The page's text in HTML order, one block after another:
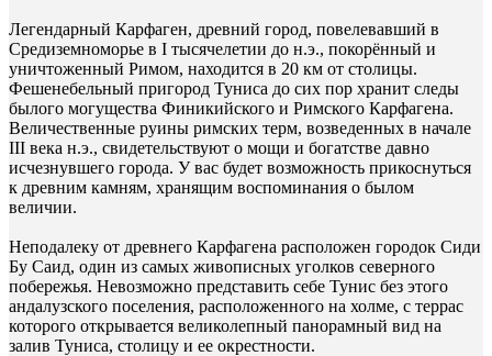
Легендарный Карфаген, древний город, повелевавший в
Средиземноморье в I тысячелетии до н.э., покорённый и
уничтоженный Римом, находится в 20 км от столицы.
Фешенебельный пригород Туниса до сих пор хранит следы
былого могущества Финикийского и Римского Карфагена.
Величественные руины римских терм, возведенных в начале
III века н.э., свидетельствуют о мощи и богатстве давно
исчезнувшего города. У вас будет возможность прикоснуться
к древним камням, хранящим воспоминания о былом
величии.
Неподалеку от древнего Карфагена расположен городок Сиди
Бу Саид, один из самых живописных уголков северного
побережья. Невозможно представить себе Тунис без этого
андалузского поселения, расположенного на холме, с террас
которого открывается великолепный панорамный вид на
залив Туниса, столицу и ее окрестности.